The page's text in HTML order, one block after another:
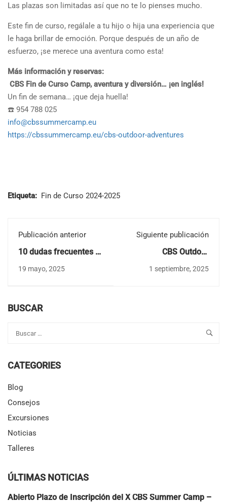
Las plazas son limitadas así que no te lo pienses mucho.
Este fin de curso, regálale a tu hijo o hija una experiencia que
le haga brillar de emoción. Porque después de un año de
esfuerzo, ¡se merece una aventura como esta!
Más información y reservas:
CBS Fin de Curso Camp, aventura y diversión… ¡en inglés!
Un fin de semana… ¡que deja huella!
☎️ 954 788 025
info@cbssummercamp.eu
https://cbssummercamp.eu/cbs-outdoor-adventures
Etiqueta: Fin de Curso 2024-2025
Publicación anterior
10 dudas frecuentes al
CBS Summer Camp
19 mayo, 2025
Siguiente publicación
CBS Outdoor
desconecta de las
1 septiembre, 2025
BUSCAR
CATEGORIES
Blog
Consejos
Excursiones
Noticias
Talleres
ÚLTIMAS NOTICIAS
Abierto Plazo de Inscripción del X CBS Summer Camp –